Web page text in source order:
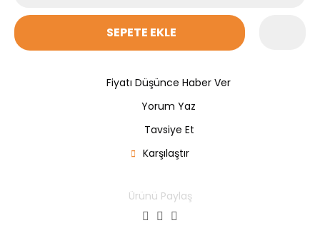
SEPETE EKLE
Fiyatı Düşünce Haber Ver
Yorum Yaz
Tavsiye Et
Karşılaştır
Ürünü Paylaş